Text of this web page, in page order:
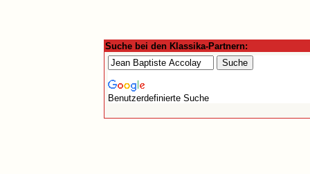
Suche bei den Klassika-Partnern:
Benutzerdefinierte Suche